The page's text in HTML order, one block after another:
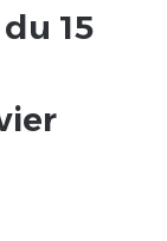
15